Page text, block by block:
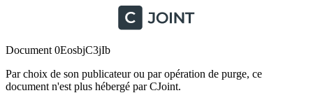
Document 0EosbjC3jIb
Par choix de son publicateur ou par opération de purge, ce
document n'est plus hébergé par CJoint.